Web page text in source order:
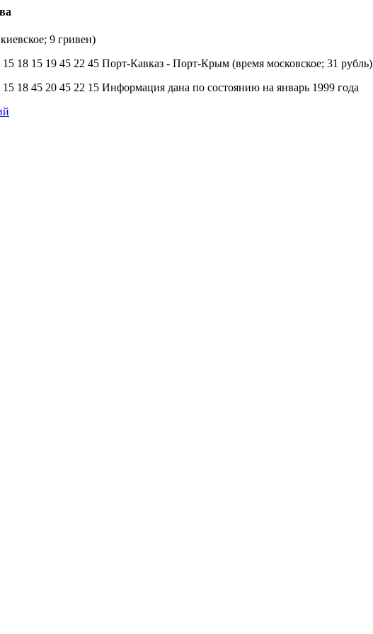
9 гривен)
18 15 19 45 22 45 Порт-Кавказ - Порт-Крым (время московское; 31 рубль)
18 45 20 45 22 15 Информация дана по состоянию на январь 1999 года